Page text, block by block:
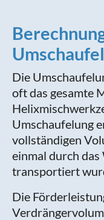
Die
oft das gesamte
Umschaufelung
vollständigen
einmal durch das
transportiert
Die